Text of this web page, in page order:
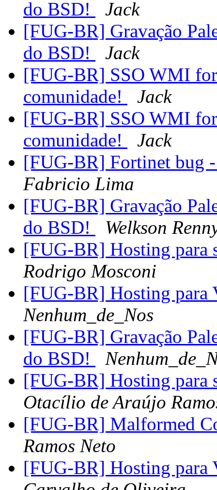
do BSD!
Jack
[FUG-BR] Gravação
do BSD!
Jack
[FUG-BR] SSO WMI for
comunidade!
Jack
[FUG-BR] SSO WMI for
comunidade!
Jack
[FUG-BR] Fortinet bug
Fabricio Lima
[FUG-BR] Gravação
do BSD!
Welkson
[FUG-BR] Hosting
Rodrigo Mosconi
[FUG-BR] Hosting para
Nenhum_de_Nos
[FUG-BR] Gravação
do BSD!
[FUG-BR] Hosting
Otacílio de Araújo
[FUG-BR] Malformed
Ramos Neto
[FUG-BR] Hosting para